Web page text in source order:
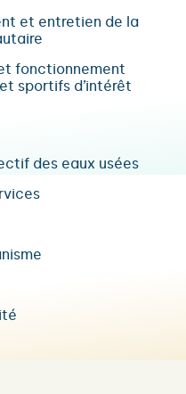
et entretien de la
fonctionnement
sportifs d’intérêt
des eaux usées